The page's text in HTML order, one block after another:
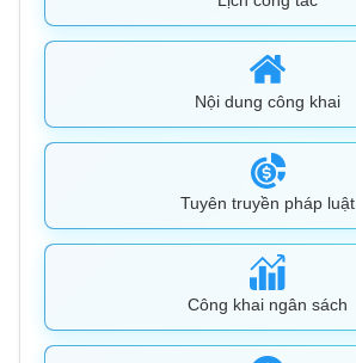
Nội dung công khai
Tuyên truyền pháp luật
Công khai ngân sách